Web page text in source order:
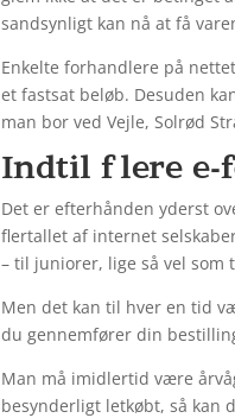
sandsynligt kan nå at få
Enkelte forhandlere på
et fastsat beløb. Desuden
man bor ved Vejle, Solrød
Indtil flere e-
Det er efterhånden yderst
flertallet af internet
– til juniorer, lige så vel som
Men det kan til hver en tid
du gennemfører din
Man må imidlertid være
besynderligt letkøbt, så kan